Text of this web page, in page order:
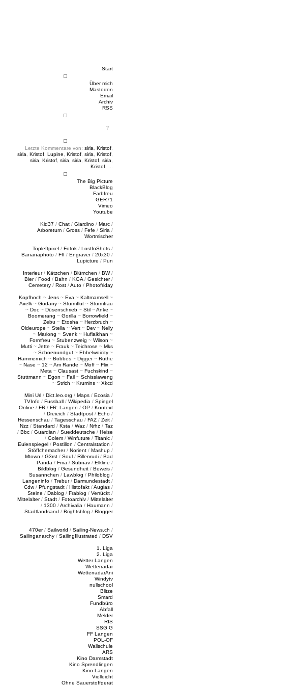
Start
Über mich
Mastodon
Email
Archiv
RSS
Letzte Kommentare von: siria Kristof
siria
Kristof Lupine Kristof siria Kristof
siria
Kristof siria siria Kristof siria
Kristof
The Big Picture
BlackBlog
Farbfreu
GER71
Vimeo
Youtube
Kid37 / Chat / Giardino / Marc /
Arboretum / Gross / Fefe / Siria /
Wortmischer
Topleftpixel / Fotok / LostInShots /
Bananaphoto / Fff / Engraver/ 20x30 /
Lupicture / Pun
Interieur/ Kätzchen / Blümchen / BW/
Bier/ Food / Bahn / KGA / Gesichter/
Cemetery / Rost /Auto / Photofriday
Kopfhoch ~ Jens ~ Eva ~ Kaltmamsell ~
Axelk ~ Godany ~ Sturmflut ~ Sturmfrau
~ Doc ~ Düsenschrieb ~ Stil ~Anke ~
Boomerang ~ Gorilla ~ Borrowfield ~
Zebu ~ Etosha ~ Herzbruch ~
Oldeurope ~ Stella ~ Vert ~ Dev ~ Nelly
~ Mariong ~ Svenk ~ Huflaikhan ~
Formfreu ~ Stubenzweig ~ Wilson ~
Mutti ~ Jette ~ Frauk ~ Teichrose ~ Mks
~ Schoenundgut ~ Ebbelwoicity ~
Hammernich ~ Bobbes ~ Digger~ Ruthe
~ Nase ~ 12 ~Am Rande ~ Moff ~ Flix ~
Meta ~ Clausast ~ Fuchskind ~
Stuttmann ~ Egon ~ Fail ~ Schisslaweng
~ Strich ~ Krumins ~ Xkcd
Mini Url / Dict.leo.org / Maps / Ecosia /
TVInfo / Fussball / Wikipedia / Spiegel
Online / FR / FR: Langen / OP / Kontext
/ Dreieich / Stadtpost / Echo /
Hessenschau / Tagesschau / FAZ / Zeit /
Nzz / Standard / Ksta / Waz / Nrhz / Taz
/ Bbc / Guardian / Sueddeutsche / Heise
/ Golem / Winfuture / Titanic /
Eulenspiegel / Postillon / Centralstation /
Stöffchemacher/ Norient / Mashup /
Mtown / G3rst / Soul / Rillenrudi / Bad
Panda / Fma / Subnav / Elkline /
Bildblog / Gesundheit / Beweis /
Susannchen / Lawblog / Philoblog /
Langeninfo / Trebur/ Darmundestadt /
Cdw/ Pfungstadt / Histofakt /Augias /
Steine / Dablog / Frablog / Verrückt /
Mittelalter/ Stadt / Fotoarchiv / Mittelalter
/ 1300 /Archivalia / Haumann /
Stadtlandsand / Brightsblog / Blogger
470er/ Sailworld / Sailing-News.ch /
Sailinganarchy / SailingIllustrated / DSV
1. Liga
2. Liga
Wetter Langen
Wetterradar
WetterradarAni
Windytv
nullschool
Blitze
Smard
Fundbüro
Abfall
Melder
RIS
SSG G
FF Langen
POL-OF
Wallschule
ARS
Kino Darmstadt
Kino Sprendlingen
Kino Langen
Vielleicht
Ohne Sauerstoffgerät